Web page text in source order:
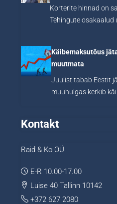
Korterite hinnad on
Tehingute osakaalud
Käibemaksutõus
muutmata
Juulist tabab Eestit
muuhulgas kerkib
Kontakt
Raid & Ko OÜ
E-R 10.00-17.00
Luise 40 Tallinn 10142
+372 627 2080